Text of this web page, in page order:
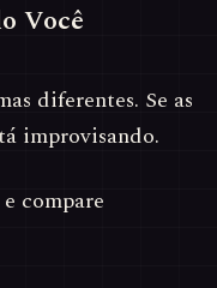
Você
diferentes. Se as
improvisando.
compare